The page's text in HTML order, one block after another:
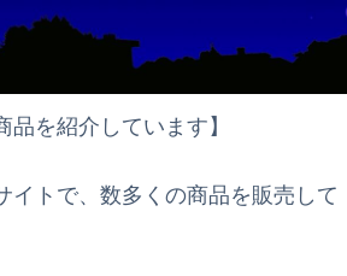
を紹介しています】
イトで、数多くの商品を販売して